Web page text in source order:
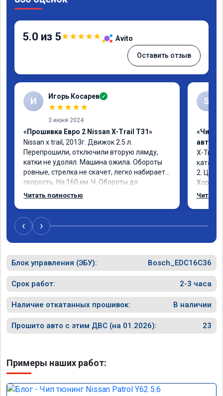
5.0 из 5★★★★★ Avito
Оставить отзыв
И Игорь Косарев ✓
★★★★★
3 июня 2024
«Прошивка Евро 2 Nissan X-Trail T31»
Nissan x trаil, 2013г. Движок 2.5 л.
Перепрошили, отключили вторую лямду,
катки не удолял. Машина ожила. Обороты
ровные, стрелка не скачет, легко набирает
скорость. На 160 км. Ч. Обороты до
3000.расход тот-же без изменения 12л.
Читать полностью
S
«Чип
X-Trail
2. Цена
Читать
‹ ›
Блок управления (ЭБУ): Bosch_EDC16C36
Срок работ: 2-3 часа
Наличие откатанных прошивок: В наличии
Прошито авто с этим ДВС (на 01.2026): 23
Примеры наших работ: